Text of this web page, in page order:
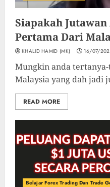
Siapakah Jutawan
Pertama Dari
KHALID HAMID (MK) 16/07/
Mungkin anda
Malaysia yang dah jadi
READ MORE
Belajar Forex Trading Dan Trade